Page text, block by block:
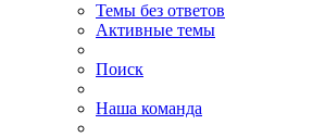
Темы без ответов
Активные темы
Поиск
Наша команда